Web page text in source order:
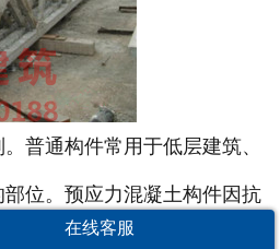
通构件常用于低层建筑、
位。预应力混凝土构件因抗
大跨度结构，如桥梁、大型
在线客服